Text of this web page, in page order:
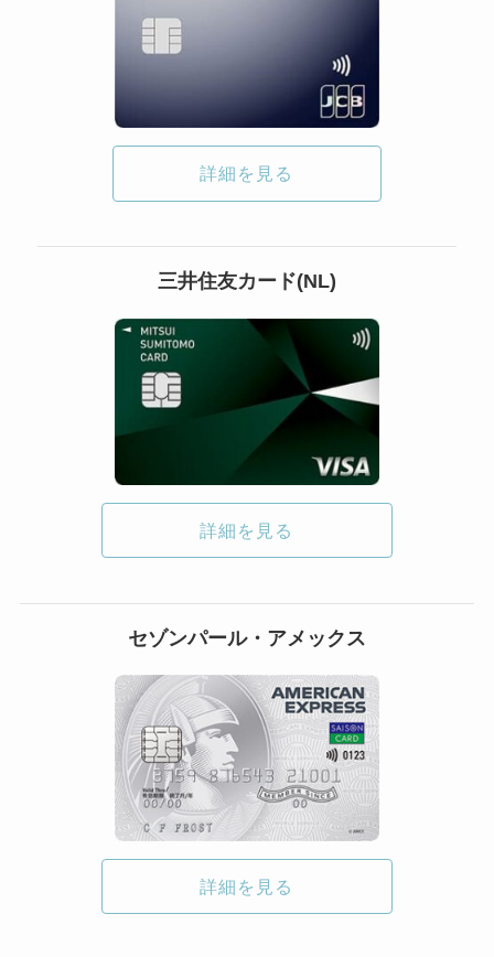
詳細を見る
三井住友カード(NL)
詳細を見る
セゾンパール・アメックス
詳細を見る